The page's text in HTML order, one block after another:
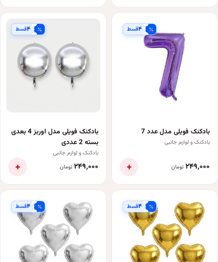
۴قسط
بادکنک فویلی مدل عدد 7
بادکنک و لوازم جانبی
۲۴۹٬۰۰۰ تومان +
۴قسط
بادکنک فویلی مدل اوربز 4 بعدی
بسته 2 عددی
بادکنک و لوازم جانبی
۲۴۹٬۰۰۰ تومان +
۴قسط ۴قسط